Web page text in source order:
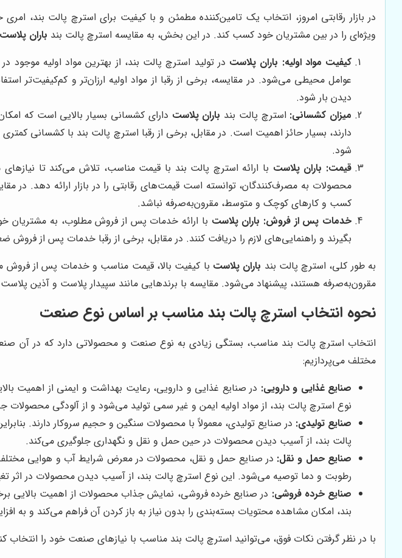
در بازار رقابتی امروز، انتخاب یک تامین‌کننده مطمئن و با کیفیت برای استرچ پالت بند،
ویژه‌ای را در بین مشتریان خود کسب کند. در این بخش، به مقایسه استرچ پالت بند باران پلاست
کیفیت مواد اولیه: باران پلاست در تولید استرچ پالت بند، از بهترین مواد اولیه
عوامل محیطی می‌شود. در مقایسه، برخی از رقبا از مواد اولیه ارزان‌تر و کم‌کیفیت‌تر
دیدن بار شود.
میزان کشسانی: استرچ پالت بند باران پلاست دارای کشسانی بسیار بالایی است که
دارند، بسیار حائز اهمیت است. در مقابل، برخی از رقبا استرچ پالت بند با کشسانی
شود.
قیمت: باران پلاست با ارائه استرچ پالت بند با قیمت مناسب، تلاش می‌کند تا
محصولات به مصرف‌کنندگان، توانسته است قیمت‌های رقابتی را در بازار ارائه دهد. در
کسب و کارهای کوچک و متوسط، مقرون‌به‌صرفه نباشد.
خدمات پس از فروش: باران پلاست با ارائه خدمات پس از فروش مطلوب، به مشتریان
بگیرند و راهنمایی‌های لازم را دریافت کنند. در مقابل، برخی از رقبا خدمات پس از
به طور کلی، استرچ پالت بند باران پلاست با کیفیت بالا، قیمت مناسب و خدمات پس از فروش
مقرون‌به‌صرفه هستند، پیشنهاد می‌شود. مقایسه با برندهایی مانند سپیدار پلاست و آذین
نحوه انتخاب استرچ پالت بند مناسب بر اساس نوع صنعت
انتخاب استرچ پالت بند مناسب، بستگی زیادی به نوع صنعت و محصولاتی دارد که در آن
مختلف می‌پردازیم:
صنایع غذایی و دارویی: در صنایع غذایی و دارویی، رعایت بهداشت و ایمنی از اهمیت
نوع استرچ پالت بند، از مواد اولیه ایمن و غیر سمی تولید می‌شود و از آلودگی محصولات
صنایع تولیدی: در صنایع تولیدی، معمولاً با محصولات سنگین و حجیم سروکار دارند.
پالت بند، از آسیب دیدن محصولات در حین حمل و نقل و نگهداری جلوگیری می‌کند.
صنایع حمل و نقل: در صنایع حمل و نقل، محصولات در معرض شرایط آب و هوایی مختلف
رطوبت و دما توصیه می‌شود. این نوع استرچ پالت بند، از آسیب دیدن محصولات در اثر
صنایع خرده فروشی: در صنایع خرده فروشی، نمایش جذاب محصولات از اهمیت بالایی
بند، امکان مشاهده محتویات بسته‌بندی را بدون نیاز به باز کردن آن فراهم می‌کند و
با در نظر گرفتن نکات فوق، می‌توانید استرچ پالت بند مناسب با نیازهای صنعت خود را انتخاب